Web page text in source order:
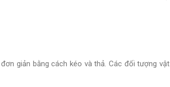
giản bằng cách kéo và thả. Các đối tượng vật